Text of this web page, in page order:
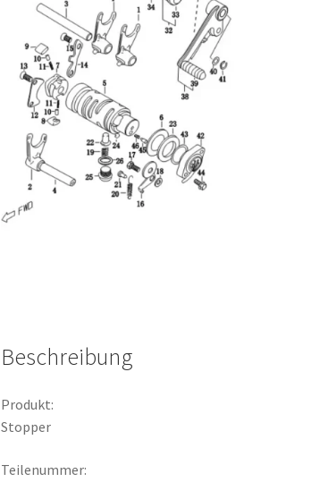
Beschreibung
Produkt:
Stopper
Teilenummer: